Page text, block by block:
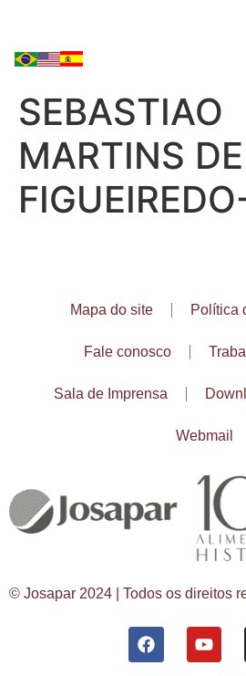
SEBASTIAO
MARTINS DE
Mapa do site Política
Fale conosco
Sala de Imprensa
Webmail
© Josapar 2024 | Todos os direitos